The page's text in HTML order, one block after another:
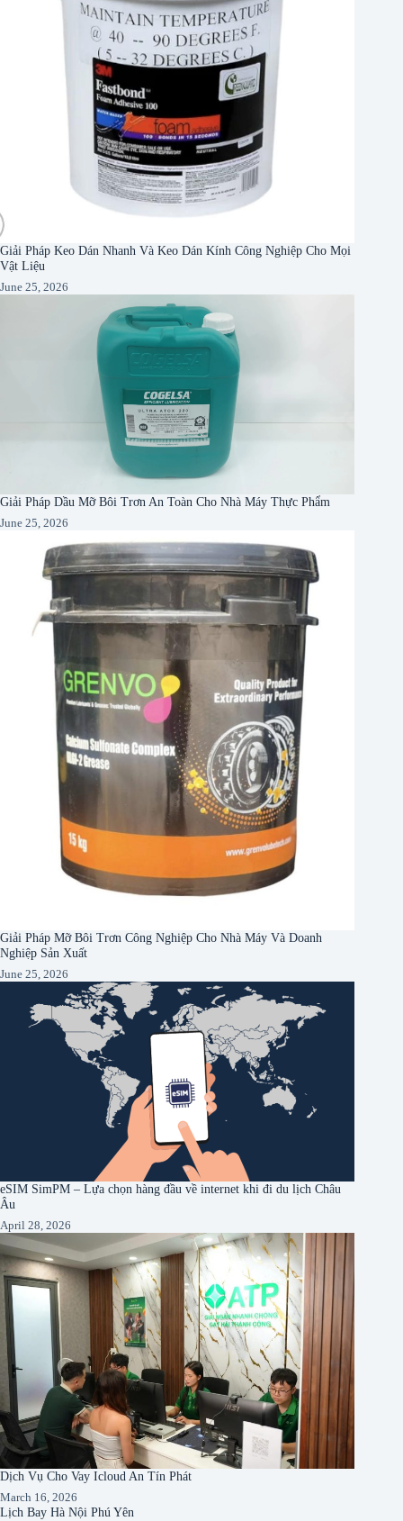
Giải Pháp Keo Dán Nhanh Và Keo Dán Kính Công Nghiệp Cho Mọi
Vật Liệu
June 25, 2026
Giải Pháp Dầu Mỡ Bôi Trơn An Toàn Cho Nhà Máy Thực Phẩm
June 25, 2026
Giải Pháp Mỡ Bôi Trơn Công Nghiệp Cho Nhà Máy Và Doanh
Nghiệp Sản Xuất
June 25, 2026
eSIM SimPM – Lựa chọn hàng đầu về internet khi đi du lịch Châu
Âu
April 28, 2026
Dịch Vụ Cho Vay Icloud An Tín Phát
March 16, 2026
Lịch Bay Hà Nội Phú Yên